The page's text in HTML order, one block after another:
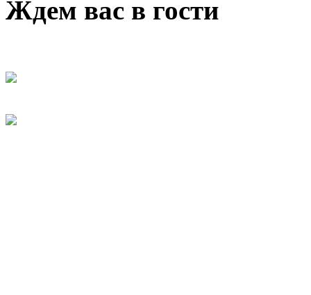
Ждем вас в гости